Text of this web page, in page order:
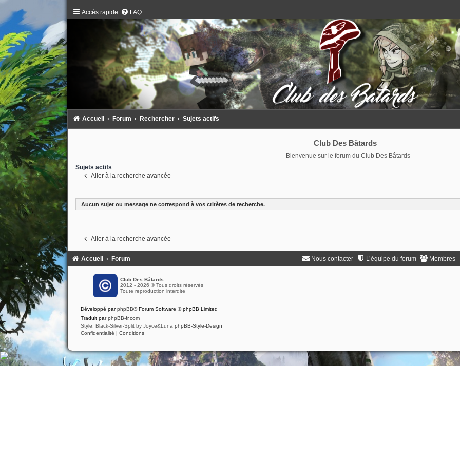
Accès rapide FAQ
Accueil Forum Rechercher Sujets actifs
Club Des Bâtards
Bienvenue sur le forum du Club Des Bâtards
Sujets actifs
Aller à la recherche avancée
Aucun sujet ou message ne correspond à vos critères de recherche.
Aller à la recherche avancée
Accueil Forum Membres
L’équipe du forum
Nous contacter
Club Des Bâtards
2012 - 2026 © Tous droits réservés
Toute reproduction interdite
Développé parphpBB® Forum Software © phpBB Limited
Traduit parphpBB-fr.com
Style: Black-Silver-Split by Joyce&Luna phpBB-Style-Design
Confidentialité | Conditions